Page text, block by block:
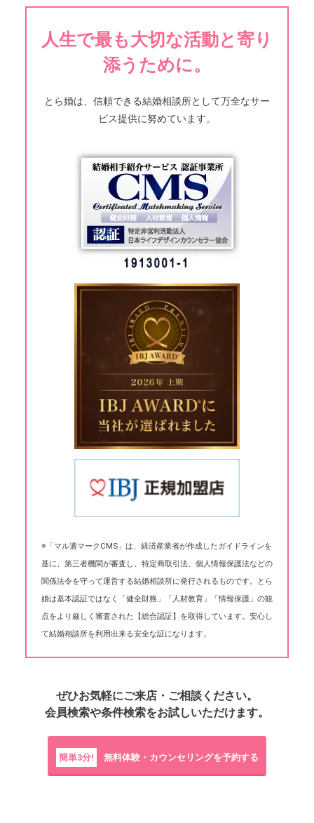
人生で最も大切な活動と寄り
添うために。
とら婚は、信頼できる結婚相談所として万全なサー
ビス提供に努めています。
※「マル適マークCMS」は、経済産業省が作成したガイドラインを
基に、第三者機関が審査し、特定商取引法、個人情報保護法などの
関係法令を守って運営する結婚相談所に発行されるものです。とら
婚は基本認証ではなく「健全財務」「人材教育」「情報保護」の観
点をより厳しく審査された【総合認証】を取得しています。安心し
て結婚相談所を利用出来る安全な証になります。
ぜひお気軽にご来店・ご相談ください。
会員検索や条件検索をお試しいただけます。
簡単3分! 無料体験・カウンセリングを予約する